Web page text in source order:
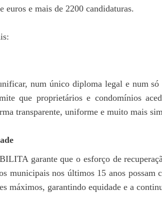
e mais de 2200 candidaturas.
num único diploma legal e num só
que proprietários e condomínios
transparente, uniforme e muito mais
garante que o esforço de
municipais nos últimos 15 anos possam
máximos, garantindo equidade e a